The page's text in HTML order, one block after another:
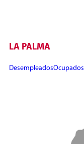
LA PALMA
DesempleadosOcupados